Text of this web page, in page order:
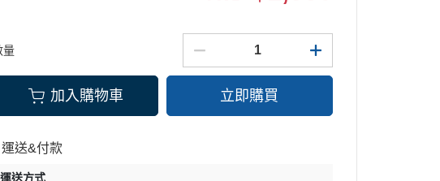
量
加入購物車 立即購買
運送&付款
運送方式